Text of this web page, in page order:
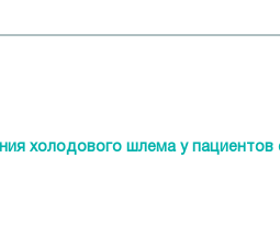
холодового шлема у